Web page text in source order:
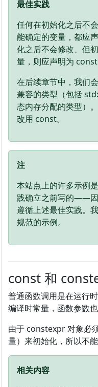
最佳实践
任何在初始化之后不
能确定的变量，都应
化之后不会修改、但
量，则应声明为 const
在后续章节中，我们
兼容的类型（包括
态内存分配的类型）
改用 const。
注
本站点上的许多示例
践确立之前写的——
遵循上述最佳实践。
规范的示例。
const 和
普通函数调用是在运行
编译时常量，函数参数
由于 constexpr 对象必
量）来初始化，所以不
相关内容